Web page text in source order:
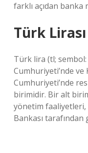
farklı açıdan banka
Türk
Türk lira (tl;
Cumhuriyeti’nde ve
Cumhuriyeti’nde
birimidir. Bir alt
yönetim
Bankası